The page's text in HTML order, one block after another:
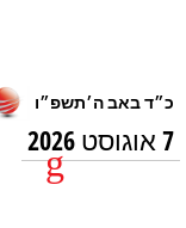
7 אוגוסט 2026